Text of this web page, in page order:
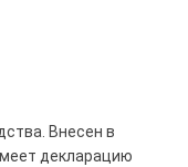
Внесен в
декларацию